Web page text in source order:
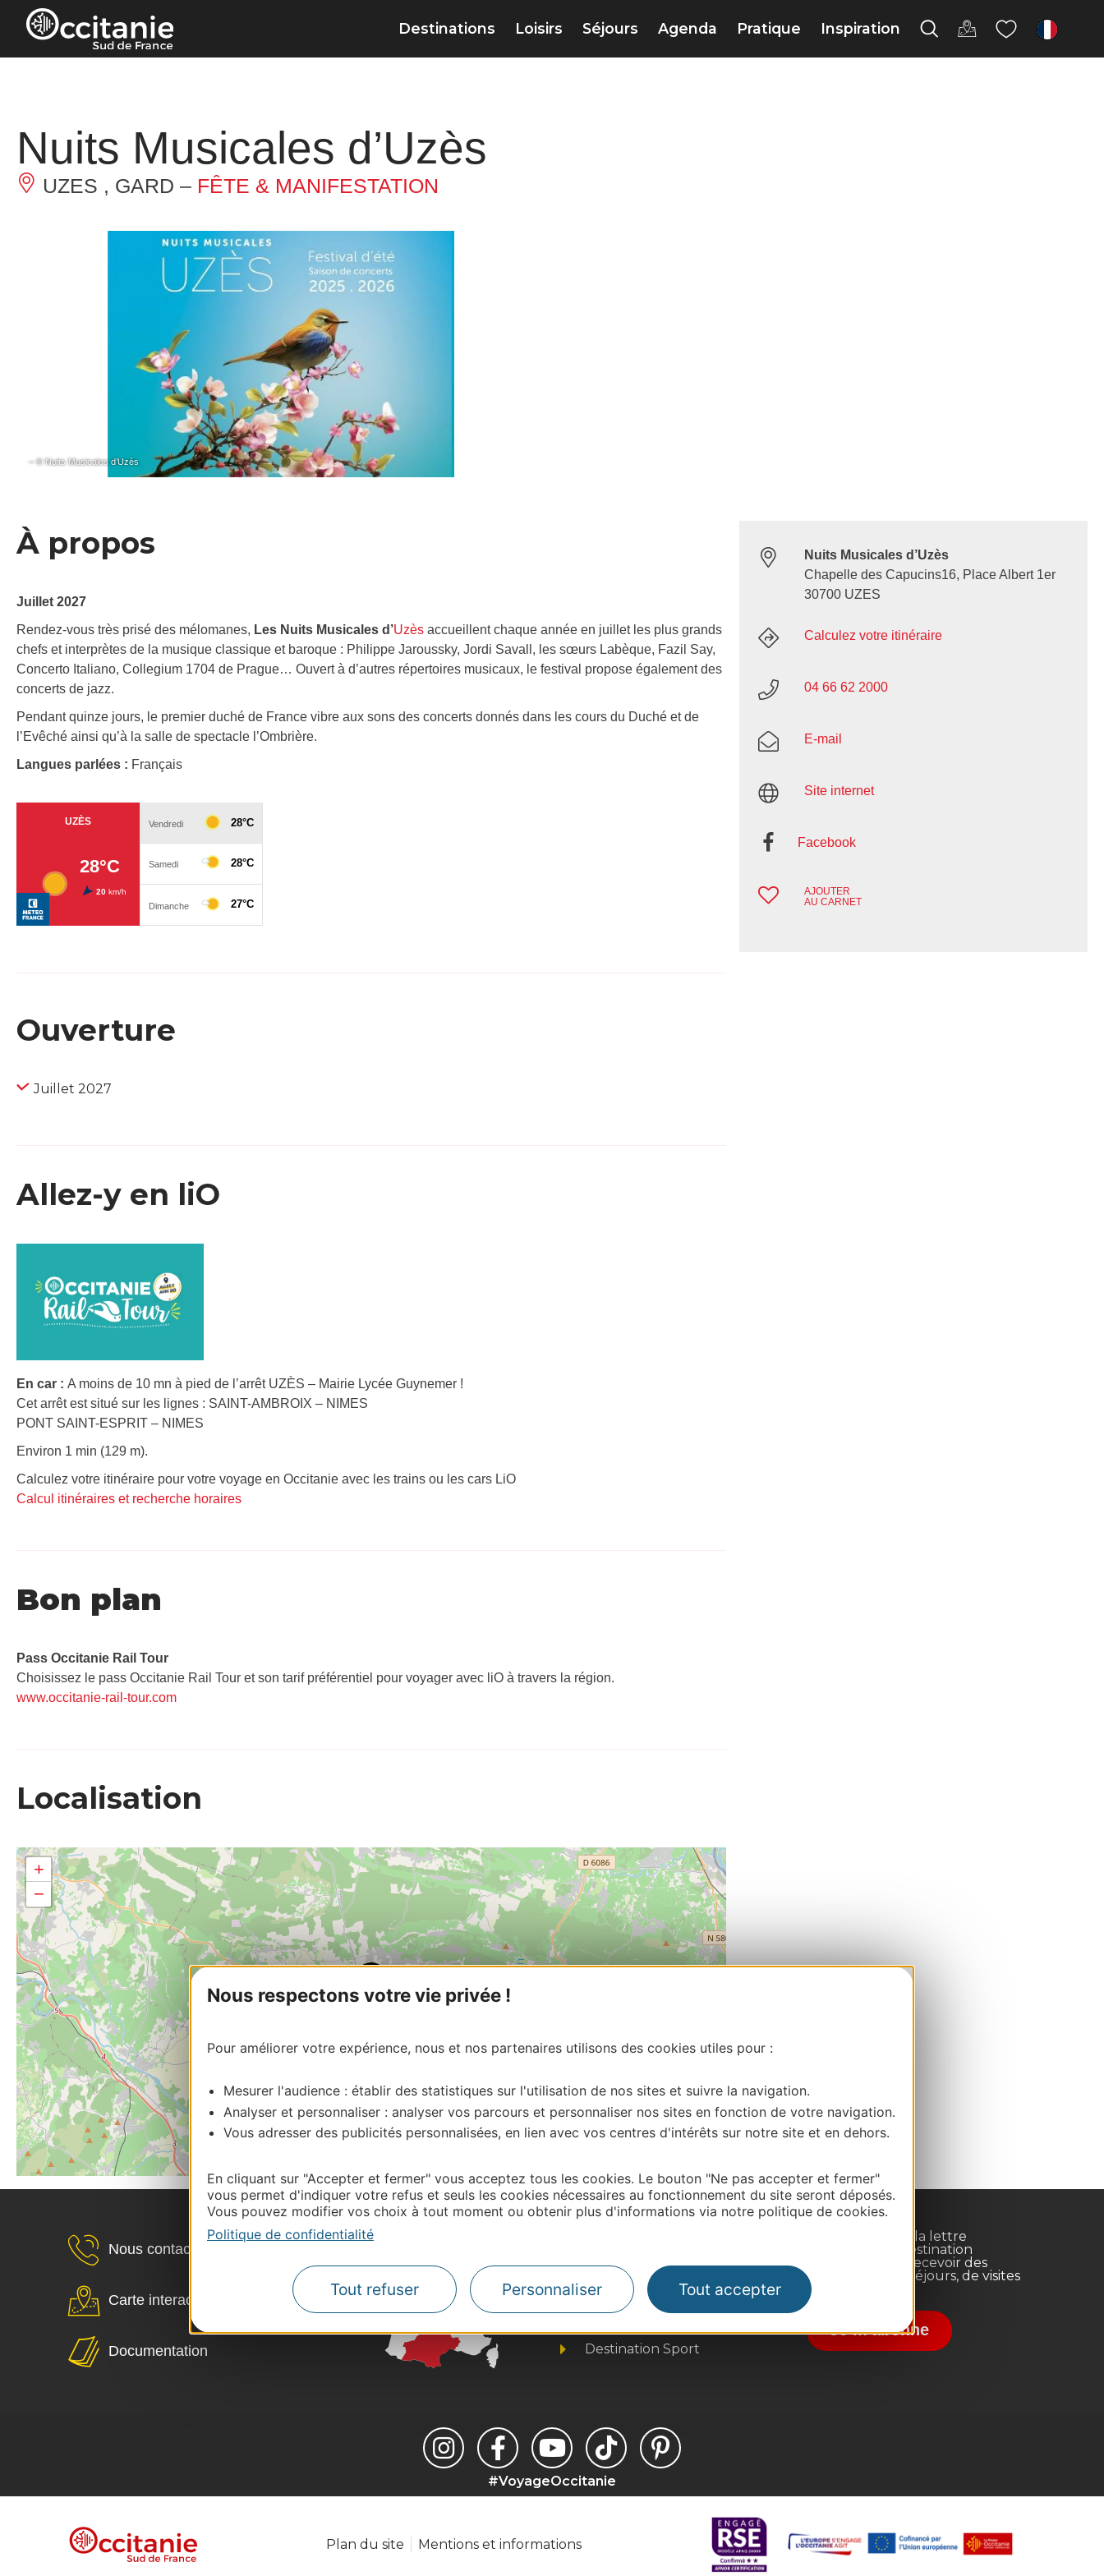
Panneau de gestion des cookies
Nous respectons votre vie privée !
Pour améliorer votre expérience, nous et nos partenaires utilisons des cookies utiles pour :
Mesurer l'audience : établir des statistiques sur l'utilisation de nos sites et suivre la navigation.
Analyser et personnaliser : analyser vos parcours et personnaliser nos sites en fonction de votre navigation.
Vous adresser des publicités personnalisées, en lien avec vos centres d'intérêts sur notre site et en dehors.
En cliquant sur "Accepter et fermer" vous acceptez tous les cookies. Le bouton "Ne pas accepter et fermer"
vous permet d'indiquer votre refus et seuls les cookies nécessaires au fonctionnement du site seront déposés.
Vous pouvez modifier vos choix à tout moment ou obtenir plus d'informations via notre politique de cookies.
Politique de confidentialité
Tout refuser Personnaliser Tout accepter
Destinations Loisirs Séjours Agenda Pratique Inspiration fr
Nuits Musicales d’Uzès
UZES , GARD – FÊTE & MANIFESTATION
– © Nuits Musicales d’Uzès
À propos
Juillet 2027
Rendez-vous très prisé des mélomanes, Les Nuits Musicales d’Uzès accueillent chaque année en juillet les plus grands
chefs et interprètes de la musique classique et baroque : Philippe Jaroussky, Jordi Savall, les sœurs Labèque, Fazil Say,
Concerto Italiano, Collegium 1704 de Prague… Ouvert à d’autres répertoires musicaux, le festival propose également des
concerts de jazz.
Pendant quinze jours, le premier duché de France vibre aux sons des concerts donnés dans les cours du Duché et de
l’Evêché ainsi qu’à la salle de spectacle l’Ombrière.
Langues parlées : Français
Ouverture
Juillet 2027
Allez-y en liO
En car : A moins de 10 mn à pied de l’arrêt UZÈS – Mairie Lycée Guynemer !
Cet arrêt est situé sur les lignes : SAINT-AMBROIX – NIMES
PONT SAINT-ESPRIT – NIMES
Environ 1 min (129 m).
Calculez votre itinéraire pour votre voyage en Occitanie avec les trains ou les cars LiO
Calcul itinéraires et recherche horaires
Bon plan
Pass Occitanie Rail Tour​
Choisissez le pass Occitanie Rail Tour et son tarif préférentiel pour voyager avec liO à travers la région.
www.occitanie-rail-tour.com
Localisation
+
−
Nuits Musicales d’Uzès
Chapelle des Capucins16, Place Albert 1er
30700 UZES
Calculez votre itinéraire
04 66 62 2000
E-mail
Site internet
Facebook
AJOUTER
AU CARNET
Nous contacter
Carte interactive
Documentation
Pros d'Occitanie
Site presse et d'influence
Destination Sport
Inscrivez-vous à la lettre
d'information Destination
Occitanie pour recevoir des
suggestions de séjours, de visites
et de sorties.
Je m'abonne
#VoyageOccitanie
Plan du site Mentions et informations